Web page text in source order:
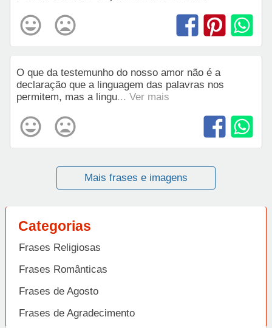
O que da testemunho do nosso amor não é a
declaração que a linguagem das palavras nos
permitem, mas a lingu... Ver mais
Mais frases e imagens
Categorias
Frases Religiosas
Frases Românticas
Frases de Agosto
Frases de Agradecimento